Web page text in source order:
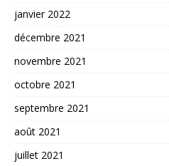
janvier 2022
décembre 2021
novembre 2021
octobre 2021
septembre 2021
août 2021
juillet 2021